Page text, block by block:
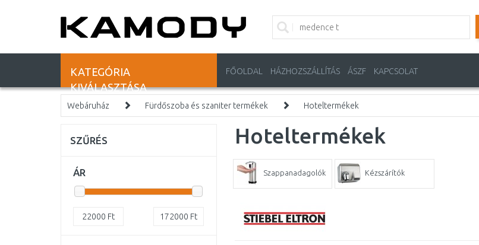
KATEGÓRIA
KIVÁLASZTÁSA
FŐOLDAL HÁZHOZSZÁLLÍTÁS ÁSZF KAPCSOLAT
Webáruház Fürdőszoba és szaniter termékek Hoteltermékek
Hoteltermékek
Szappanadagolók Kézszárítók
SZŰRÉS
ÁR
22000 Ft 172000 Ft